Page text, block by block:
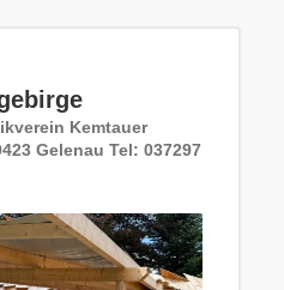
Kemtauer
Gelenau Tel: 037297